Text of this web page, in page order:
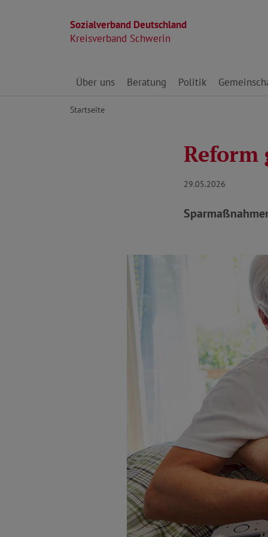
Sozialverband Deutschland
Kreisverband Schwerin
Direkt zu den Inhalten springen
Über uns Beratung Politik
Startseite
Reform
29.05.2026